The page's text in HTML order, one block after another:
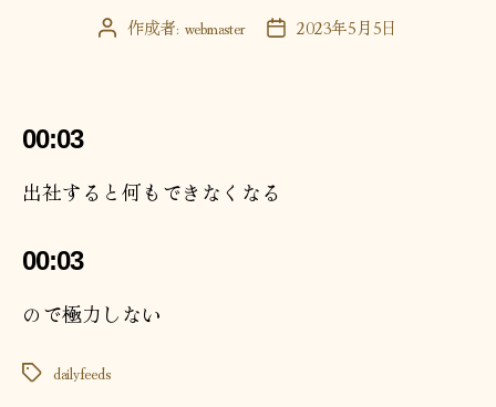
投 作成者: webmaster
投 2023年5月5日
00:03
出社すると何もできなくなる
00:03
ので極力しない
タ
dailyfeeds